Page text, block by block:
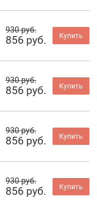
930 руб.
856 руб. Купить
930 руб.
856 руб. Купить
930 руб.
856 руб. Купить
930 руб.
856 руб. Купить